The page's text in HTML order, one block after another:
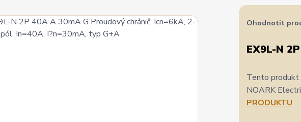
Ohodnotit
EX9L-N
Tento produkt
NOARK
PRODUKTU